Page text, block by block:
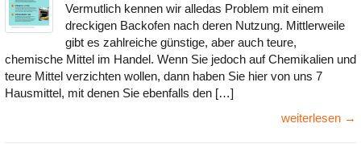
Vermutlich kennen wir alledas Problem mit einem
dreckigen Backofen nach deren Nutzung. Mittlerweile
gibt es zahlreiche günstige, aber auch teure,
chemische Mittel im Handel. Wenn Sie jedoch auf Chemikalien und
teure Mittel verzichten wollen, dann haben Sie hier von uns 7
Hausmittel, mit denen Sie ebenfalls den […]
weiterlesen →